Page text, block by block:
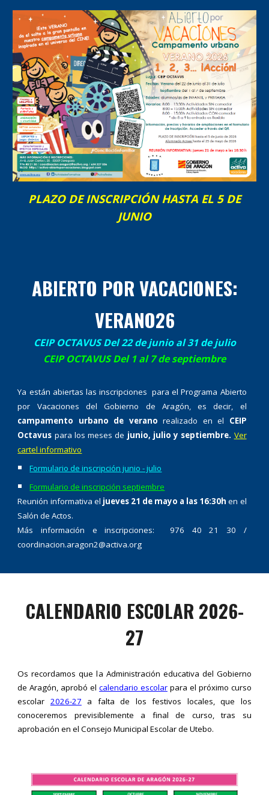
PLAZO DE INSCRIPCIÓN HASTA EL 5 DE
JUNIO
ABIERTO POR VACACIONES:
VERANO26
CEIP OCTAVUS Del 22 de junio al 31 de julio
CEIP OCTAVUS Del 1 al 7 de septiembre
Ya están abiertas las inscripciones para el Programa Abierto
por Vacaciones del Gobierno de Aragón, es decir, el
campamento urbano de verano realizado en el CEIP
Octavus para los meses de junio, julio y septiembre. Ver
cartel informativo
Formulario de inscripción junio - julio
Formulario de inscripción septiembre
Reunión informativa el jueves 21 de mayo a las 16:30h en el
Salón de Actos.
Más información e inscripciones: 976 40 21 30 /
coordinacion.aragon2@activa.org
CALENDARIO ESCOLAR 2026-
27
Os recordamos que la Administración educativa del Gobierno
de Aragón, aprobó elcalendario escolarpara el próximo curso
escolar 2026-27 a falta de los festivos locales, que los
conoceremos previsiblemente a final de curso, tras su
aprobación en el Consejo Municipal Escolar de Utebo.